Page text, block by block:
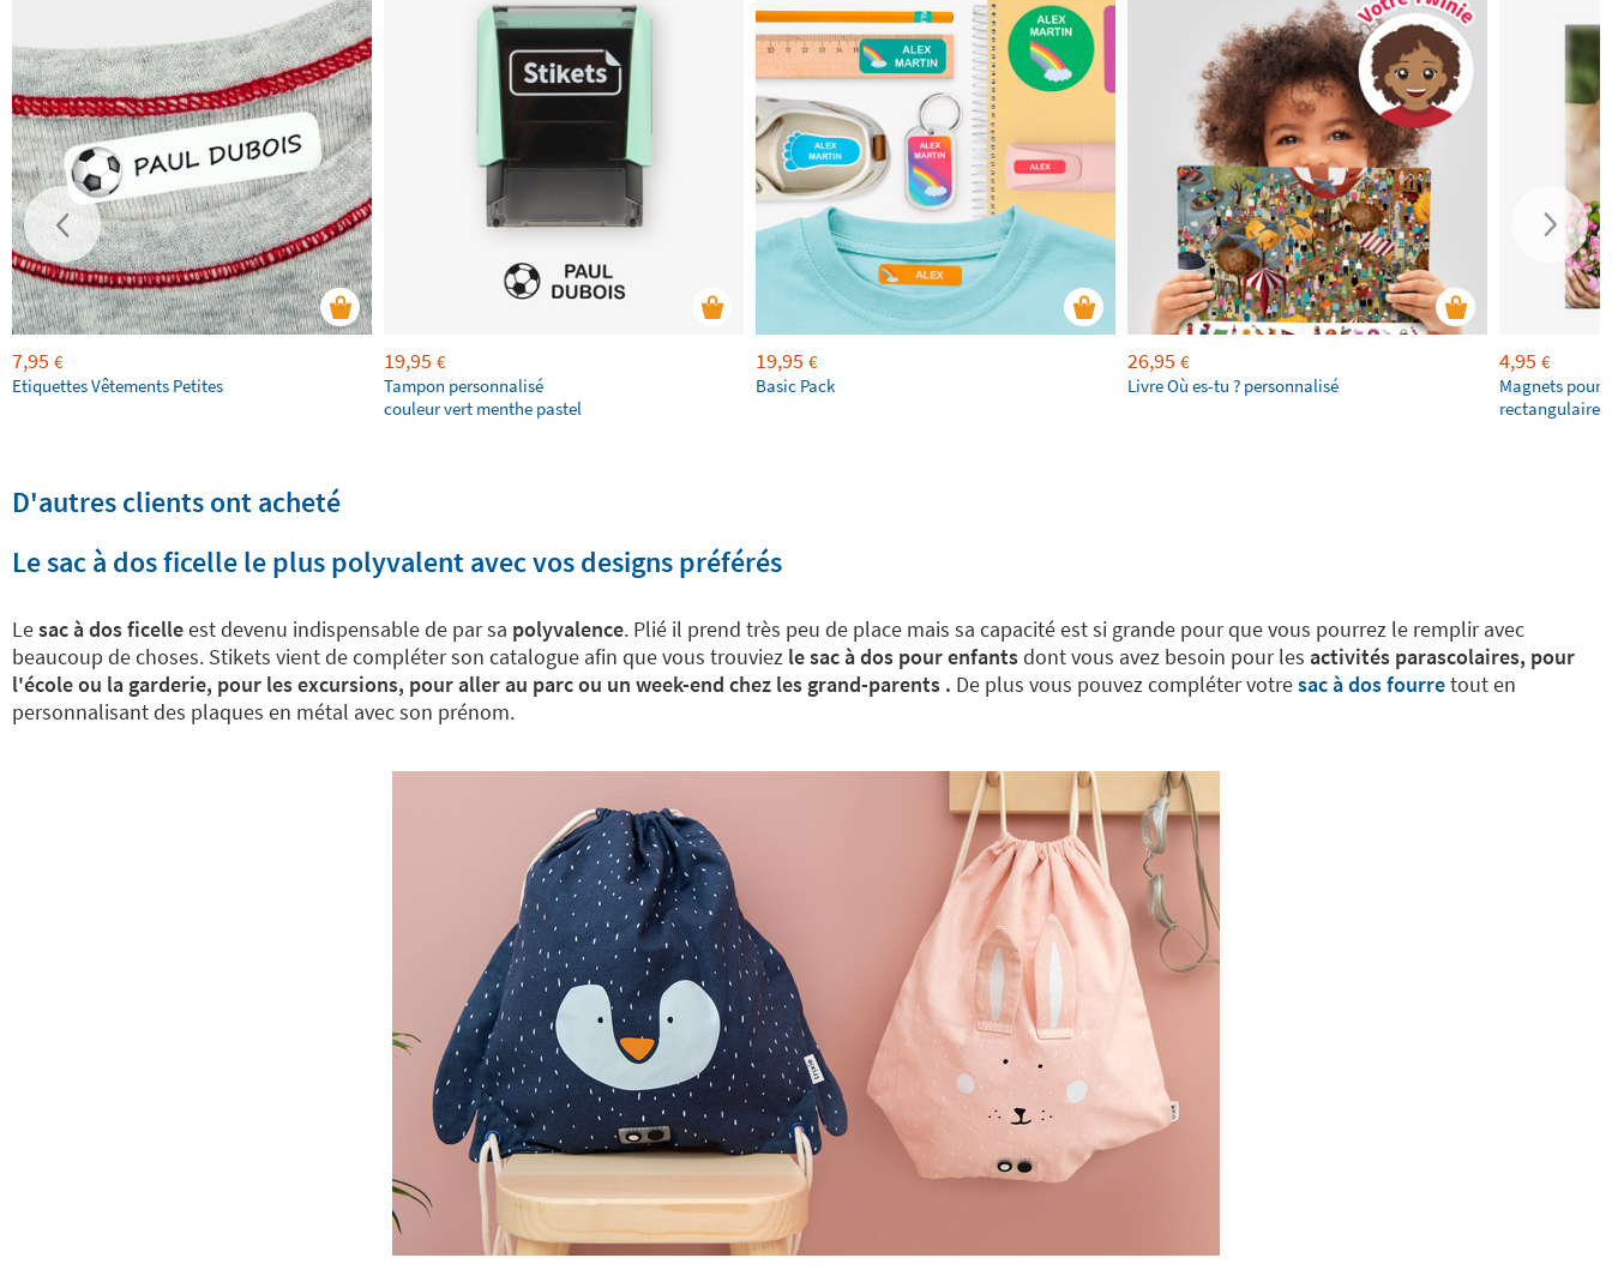
7,95 €
Etiquettes Vêtements Petites
19,95 €
Tampon personnalisé
couleur vert menthe pastel
19,95 €
Basic Pack
26,95 €
Livre Où es-tu ? personnalisé
4,95 €
Magnets pour
rectangulaires
D'autres clients ont acheté
Le sac à dos ficelle le plus polyvalent avec vos designs préférés
Lesac à dos ficelleest devenu indispensable de par sa polyvalence. Plié il prend très peu de place mais sa capacité est si grande pour que vous pourrez le remplir avec
beaucoup de choses. Stikets vient de compléter son catalogue afin que vous trouviez le sac à dos pour enfantsdont vous avez besoin pour les activités parascolaires, pour
l'école ou la garderie, pour les excursions, pour aller au parc ou un week-end chez les grand-parents . De plus vous pouvez compléter votresac à dos fourretout en
personnalisant des plaques en métal avec son prénom.